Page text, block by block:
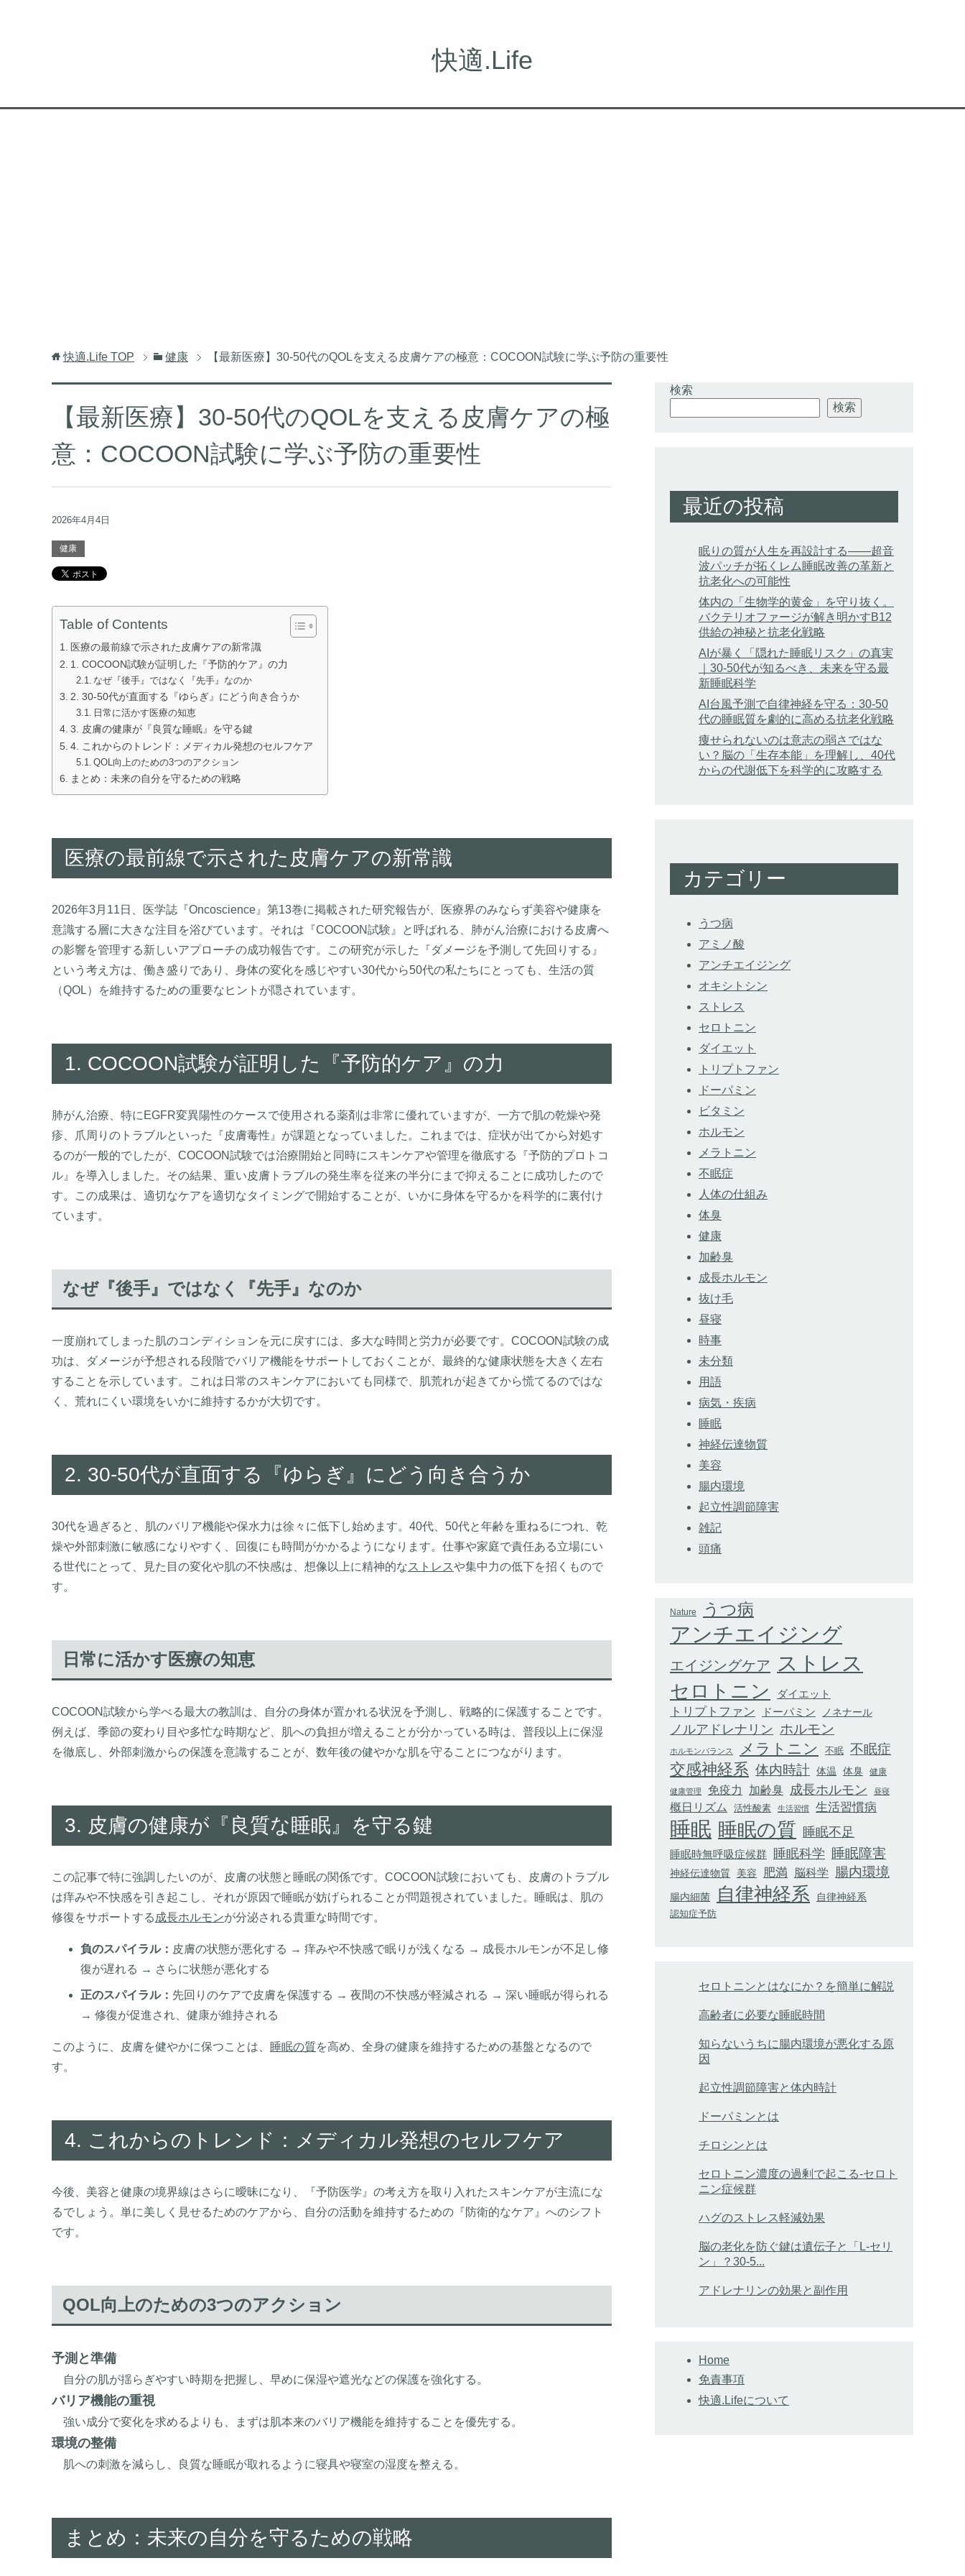
快適.Life
快適.Life TOP 健康 【最新医療】30-50代のQOLを支える皮膚ケアの極意：COCOON試験に学ぶ予防の重要性
【最新医療】30-50代のQOLを支える皮膚ケアの極
意：COCOON試験に学ぶ予防の重要性
2026年4月4日
健康
Table of Contents
医療の最前線で示された皮膚ケアの新常識
1. COCOON試験が証明した『予防的ケア』の力
なぜ『後手』ではなく『先手』なのか
2. 30-50代が直面する『ゆらぎ』にどう向き合うか
日常に活かす医療の知恵
3. 皮膚の健康が『良質な睡眠』を守る鍵
4. これからのトレンド：メディカル発想のセルフケア
QOL向上のための3つのアクション
まとめ：未来の自分を守るための戦略
医療の最前線で示された皮膚ケアの新常識
2026年3月11日、医学誌『Oncoscience』第13巻に掲載された研究報告が、医療界のみならず美容や健康を
意識する層に大きな注目を浴びています。それは『COCOON試験』と呼ばれる、肺がん治療における皮膚へ
の影響を管理する新しいアプローチの成功報告です。この研究が示した『ダメージを予測して先回りする』
という考え方は、働き盛りであり、身体の変化を感じやすい30代から50代の私たちにとっても、生活の質
（QOL）を維持するための重要なヒントが隠されています。
1. COCOON試験が証明した『予防的ケア』の力
肺がん治療、特にEGFR変異陽性のケースで使用される薬剤は非常に優れていますが、一方で肌の乾燥や発
疹、爪周りのトラブルといった『皮膚毒性』が課題となっていました。これまでは、症状が出てから対処す
るのが一般的でしたが、COCOON試験では治療開始と同時にスキンケアや管理を徹底する『予防的プロトコ
ル』を導入しました。その結果、重い皮膚トラブルの発生率を従来の半分にまで抑えることに成功したので
す。この成果は、適切なケアを適切なタイミングで開始することが、いかに身体を守るかを科学的に裏付け
ています。
なぜ『後手』ではなく『先手』なのか
一度崩れてしまった肌のコンディションを元に戻すには、多大な時間と労力が必要です。COCOON試験の成
功は、ダメージが予想される段階でバリア機能をサポートしておくことが、最終的な健康状態を大きく左右
することを示しています。これは日常のスキンケアにおいても同様で、肌荒れが起きてから慌てるのではな
く、荒れにくい環境をいかに維持するかが大切です。
2. 30-50代が直面する『ゆらぎ』にどう向き合うか
30代を過ぎると、肌のバリア機能や保水力は徐々に低下し始めます。40代、50代と年齢を重ねるにつれ、乾
燥や外部刺激に敏感になりやすく、回復にも時間がかかるようになります。仕事や家庭で責任ある立場にい
る世代にとって、見た目の変化や肌の不快感は、想像以上に精神的なストレスや集中力の低下を招くもので
す。
日常に活かす医療の知恵
COCOON試験から学べる最大の教訓は、自分の身体が置かれる状況を予測し、戦略的に保護することです。
例えば、季節の変わり目や多忙な時期など、肌への負担が増えることが分かっている時は、普段以上に保湿
を徹底し、外部刺激からの保護を意識することが、数年後の健やかな肌を守ることにつながります。
3. 皮膚の健康が『良質な睡眠』を守る鍵
この記事で特に強調したいのが、皮膚の状態と睡眠の関係です。COCOON試験においても、皮膚のトラブル
は痒みや不快感を引き起こし、それが原因で睡眠が妨げられることが問題視されていました。睡眠は、肌の
修復をサポートする 成長ホルモンが分泌される貴重な時間です。
負のスパイラル： 皮膚の状態が悪化する → 痒みや不快感で眠りが浅くなる → 成長ホルモンが不足し修
復が遅れる → さらに状態が悪化する
正のスパイラル： 先回りのケアで皮膚を保護する → 夜間の不快感が軽減される → 深い睡眠が得られる
→ 修復が促進され、健康が維持される
このように、皮膚を健やかに保つことは、 睡眠の質を高め、全身の健康を維持するための基盤となるので
す。
4. これからのトレンド：メディカル発想のセルフケア
今後、美容と健康の境界線はさらに曖昧になり、『予防医学』の考え方を取り入れたスキンケアが主流にな
るでしょう。単に美しく見せるためのケアから、自分の活動を維持するための『防衛的なケア』へのシフト
です。
QOL向上のための3つのアクション
予測と準備
自分の肌が揺らぎやすい時期を把握し、早めに保湿や遮光などの保護を強化する。
バリア機能の重視
強い成分で変化を求めるよりも、まずは肌本来のバリア機能を維持することを優先する。
環境の整備
肌への刺激を減らし、良質な睡眠が取れるように寝具や寝室の湿度を整える。
まとめ：未来の自分を守るための戦略
検索
検索
最近の投稿
眠りの質が人生を再設計する——超音
波パッチが拓くレム睡眠改善の革新と
抗老化への可能性
体内の「生物学的黄金」を守り抜く。
バクテリオファージが解き明かすB12
供給の神秘と抗老化戦略
AIが暴く「隠れた睡眠リスク」の真実
｜30-50代が知るべき、未来を守る最
新睡眠科学
AI台風予測で自律神経を守る：30-50
代の睡眠質を劇的に高める抗老化戦略
痩せられないのは意志の弱さではな
い？脳の「生存本能」を理解し、40代
からの代謝低下を科学的に攻略する
カテゴリー
うつ病
アミノ酸
アンチエイジング
オキシトシン
ストレス
セロトニン
ダイエット
トリプトファン
ドーパミン
ビタミン
ホルモン
メラトニン
不眠症
人体の仕組み
体臭
健康
加齢臭
成長ホルモン
抜け毛
昼寝
時事
未分類
用語
病気・疾病
睡眠
神経伝達物質
美容
腸内環境
起立性調節障害
雑記
頭痛
Nature うつ病
アンチエイジング
エイジングケア ストレス
セロトニン ダイエット
トリプトファン ドーパミン ノネナール
ノルアドレナリン ホルモン
ホルモンバランス メラトニン 不眠 不眠症
交感神経系 体内時計 体温 体臭 健康
健康管理 免疫力 加齢臭 成長ホルモン 昼寝
概日リズム 活性酸素 生活習慣 生活習慣病
睡眠 睡眠の質 睡眠不足
睡眠時無呼吸症候群 睡眠科学 睡眠障害
神経伝達物質 美容 肥満 脳科学 腸内環境
腸内細菌 自律神経系
自律神経系
認知症予防
セロトニンとはなにか？を簡単に解説
高齢者に必要な睡眠時間
知らないうちに腸内環境が悪化する原
因
起立性調節障害と体内時計
ドーパミンとは
チロシンとは
セロトニン濃度の過剰で起こる-セロト
ニン症候群
ハグのストレス軽減効果
脳の老化を防ぐ鍵は遺伝子と「L-セリ
ン」？30-5...
アドレナリンの効果と副作用
Home
免責事項
快適.Lifeについて